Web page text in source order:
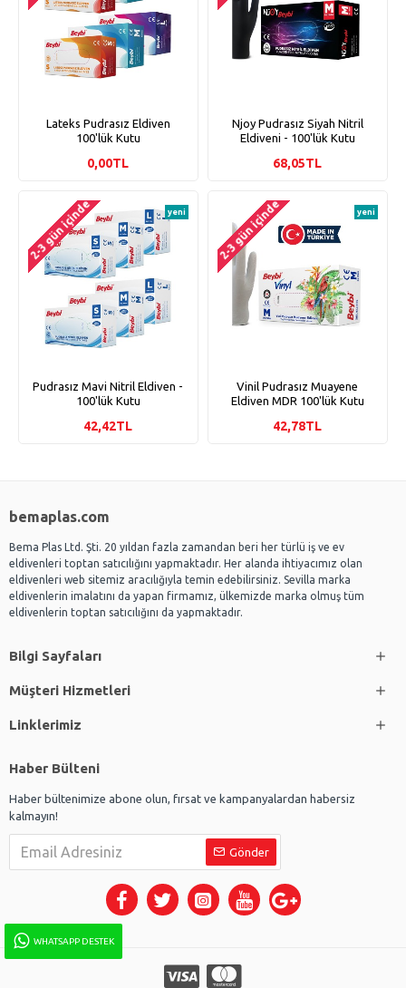
WHATSAPP DESTEK
Lateks Pudrasız Eldiven
100'lük Kutu
0,00TL
Njoy Pudrasız Siyah Nitril
Eldiveni - 100'lük Kutu
68,05TL
yeni
2-3 gün içinde
Pudrasız Mavi Nitril Eldiven -
100'lük Kutu
42,42TL
yeni
2-3 gün içinde
Vinil Pudrasız Muayene
Eldiven MDR 100'lük Kutu
42,78TL
bemaplas.com
Bema Plas Ltd. Şti. 20 yıldan fazla zamandan beri her türlü iş ve ev
eldivenleri toptan satıcılığını yapmaktadır. Her alanda ihtiyacımız olan
eldivenleri web sitemiz aracılığıyla temin edebilirsiniz. Sevilla marka
eldivenlerin imalatını da yapan firmamız, ülkemizde marka olmuş tüm
eldivenlerin toptan satıcılığını da yapmaktadır.
Bilgi Sayfaları
Müşteri Hizmetleri
Linklerimiz
Haber Bülteni
Haber bültenimize abone olun, fırsat ve kampanyalardan habersiz
kalmayın!
Gönder